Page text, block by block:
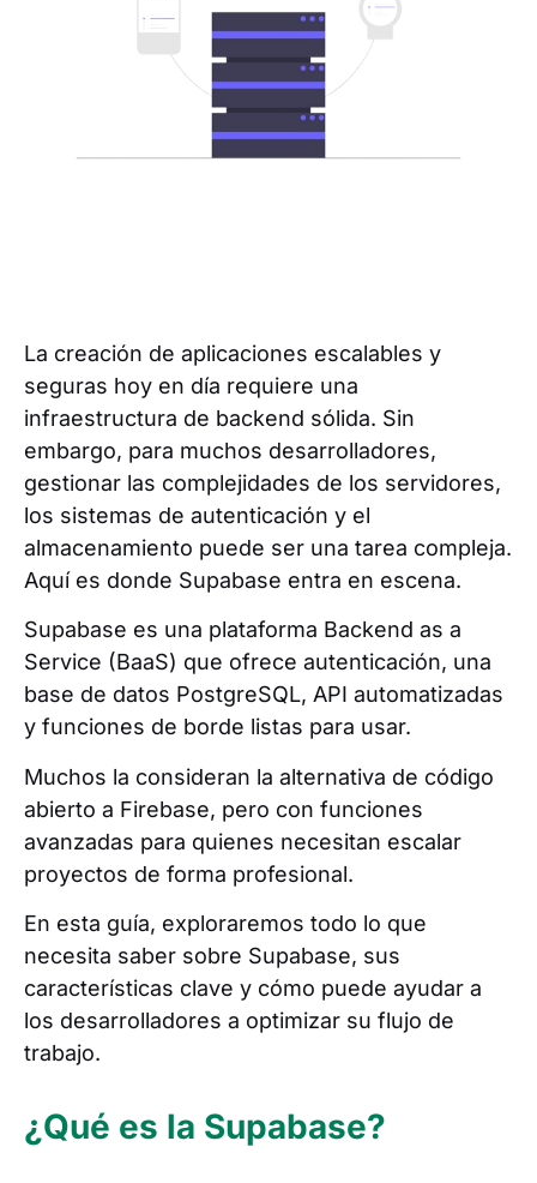
La creación de aplicaciones escalables y
seguras hoy en día requiere una
infraestructura de backend sólida. Sin
embargo, para muchos desarrolladores,
gestionar las complejidades de los servidores,
los sistemas de autenticación y el
almacenamiento puede ser una tarea compleja.
Aquí es donde Supabase entra en escena.
Supabase es una plataforma Backend as a
Service (BaaS) que ofrece autenticación, una
base de datos PostgreSQL, API automatizadas
y funciones de borde listas para usar.
Muchos la consideran la alternativa de código
abierto a Firebase, pero con funciones
avanzadas para quienes necesitan escalar
proyectos de forma profesional.
En esta guía, exploraremos todo lo que
necesita saber sobre Supabase, sus
características clave y cómo puede ayudar a
los desarrolladores a optimizar su flujo de
trabajo.
¿Qué es la Supabase?